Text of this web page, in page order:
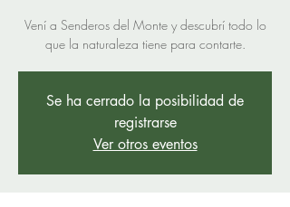
Vení a Senderos del Monte y descubrí todo lo
que la naturaleza tiene para contarte.
Se ha cerrado la posibilidad de
registrarse
Ver otros eventos